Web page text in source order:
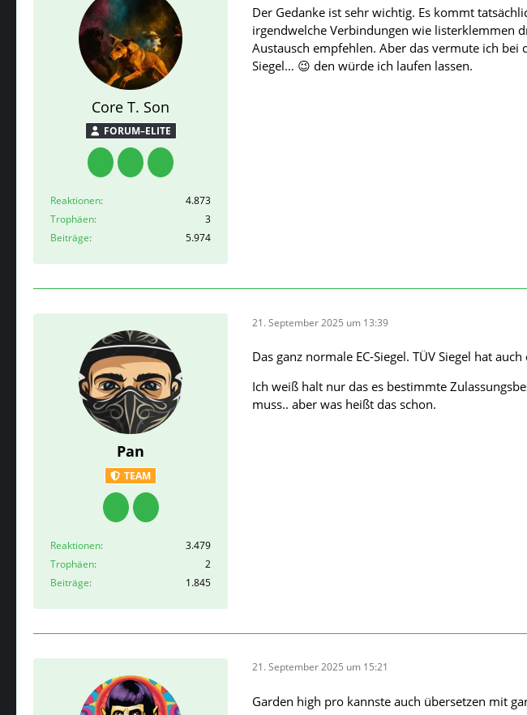
Core T. Son
FORUM–ELITE
Reaktionen
4.873
Trophäen
3
Beiträge
5.974
Der Gedanke ist sehr wichtig. Es kommt
irgendwelche Verbindungen wie listerklemmen
Austausch empfehlen. Aber das vermute ich
Siegel… 😉 den würde ich laufen lassen.
Pan
TEAM
Reaktionen
3.479
Trophäen
2
Beiträge
1.845
21. September 2025 um 13:39
Das ganz normale EC-Siegel. TÜV Siegel hat
Ich weiß halt nur das es bestimmte
muss.. aber was heißt das schon.
21. September 2025 um 15:21
Garden high pro kannste auch übersetzen mit